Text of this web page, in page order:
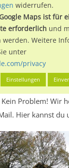
und
der Buchung im
und
in den
du direkt im
Standorts.
Kein Problem! Wir
Hier kannst du
widerrufen.
Google Maps ist für
erforderlich und
werden. Weitere
unter
privacy
Einstellungen